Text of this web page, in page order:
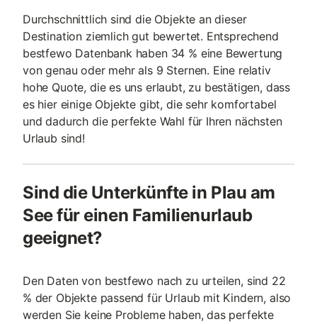
Durchschnittlich sind die Objekte an dieser
Destination ziemlich gut bewertet. Entsprechend
bestfewo Datenbank haben 34 % eine Bewertung
von genau oder mehr als 9 Sternen. Eine relativ
hohe Quote, die es uns erlaubt, zu bestätigen, dass
es hier einige Objekte gibt, die sehr komfortabel
und dadurch die perfekte Wahl für Ihren nächsten
Urlaub sind!
Sind die Unterkünfte in Plau am
See für einen Familienurlaub
geeignet?
Den Daten von bestfewo nach zu urteilen, sind 22
% der Objekte passend für Urlaub mit Kindern, also
werden Sie keine Probleme haben, das perfekte